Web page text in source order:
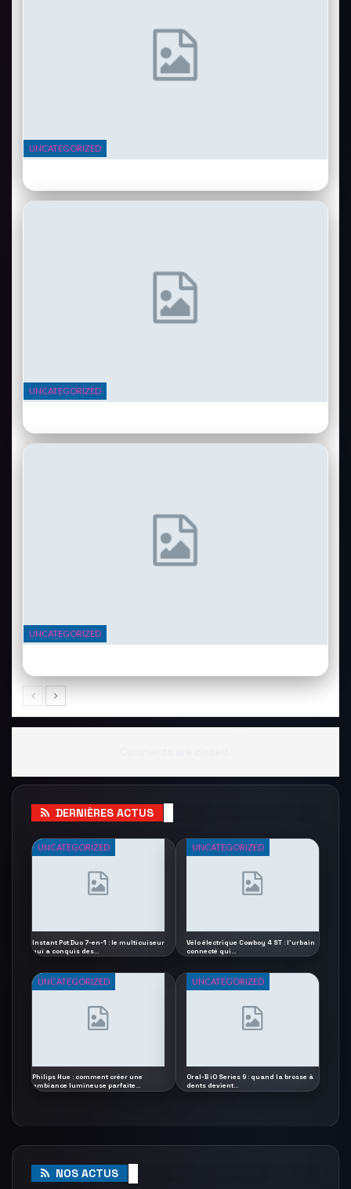
UNCATEGORIZED
UNCATEGORIZED
UNCATEGORIZED
DERNIÈRES ACTUS
UNCATEGORIZED
Instant Pot Duo 7-en-1 : le multicuiseur
qui a conquis des…
UNCATEGORIZED
Vélo électrique Cowboy 4 ST : l’urbain
connecté qui…
UNCATEGORIZED
Philips Hue : comment créer une
ambiance lumineuse parfaite…
UNCATEGORIZED
Oral-B iO Series 9 : quand la brosse à
dents devient…
NOS ACTUS